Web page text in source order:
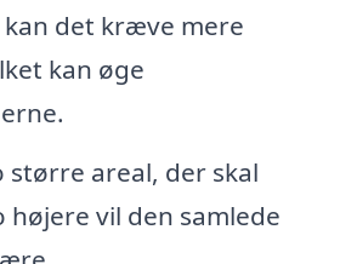
det kræve mere
kan øge
større areal, der skal
højere vil den samlede